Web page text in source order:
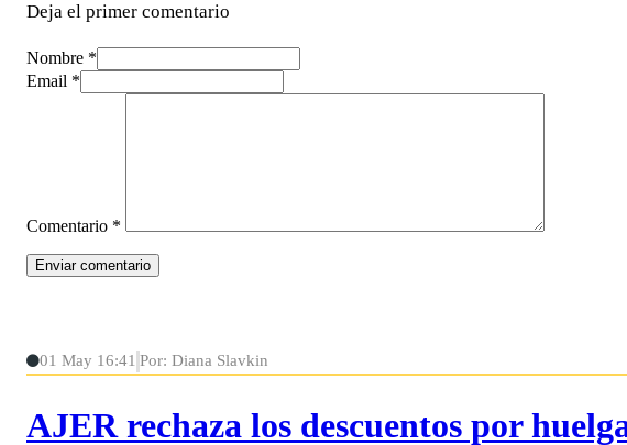
Deja el primer comentario
Nombre *
Email *
Comentario *
01 May 16:41 Por: Diana Slavkin
AJER rechaza los descuentos por